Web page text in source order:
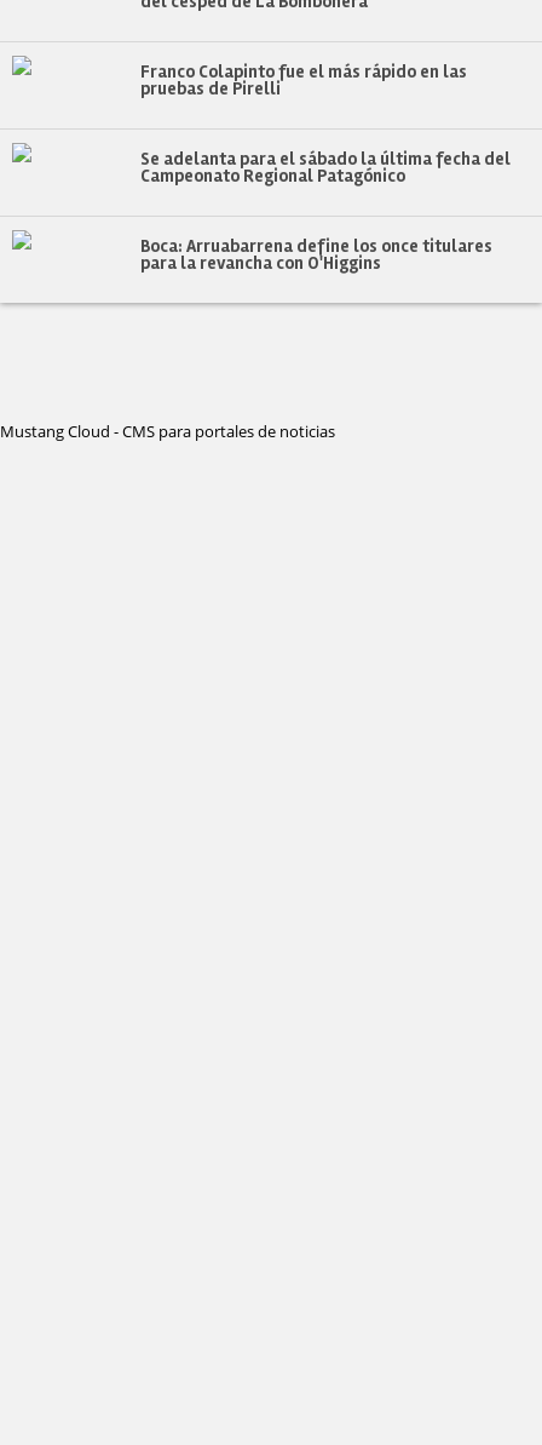
Franco Colapinto fue el más rápido en las
pruebas de Pirelli
Se adelanta para el sábado la última fecha del
Campeonato Regional Patagónico
Boca: Arruabarrena define los once titulares
para la revancha con O'Higgins
Mustang Cloud - CMS para portales de noticias